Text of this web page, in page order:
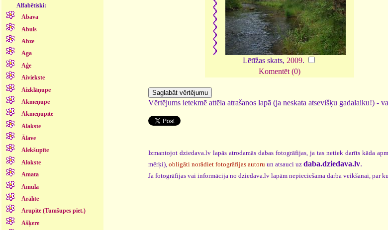
Alfabētiski:
Abava
Abuls
Abze
Aga
Aģe
Aiviekste
Aizklāņupe
Akmeņupe
Akmeņupīte
Alakste
Ālave
Alekšupīte
Alokste
Amata
Amula
Arālīte
Arupīte (Tumšupes piet.)
Ašķere
Lētīžas skats, 2009.
Komentēt (0)
Vērtējums ietekmē attēla atrašanos lapā (ja neskata atsevišķu gadalaiku!) -
Izmantojot dziedava.lv lapās atrodamās dabas fotogrāfijas, ja tas netiek darīts kāda
mērķi), obligāti norādiet fotogrāfijas autoru un atsauci uz daba.dziedava.lv.
Ja fotogrāfijas vai informācija no dziedava.lv lapām nepieciešama darba veikšanai, par